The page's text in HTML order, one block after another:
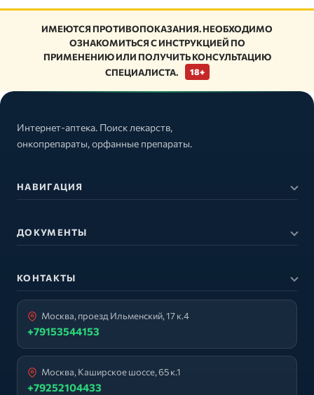
ИМЕЮТСЯ ПРОТИВОПОКАЗАНИЯ. НЕОБХОДИМО
ОЗНАКОМИТЬСЯ С ИНСТРУКЦИЕЙ ПО
ПРИМЕНЕНИЮ ИЛИ ПОЛУЧИТЬ КОНСУЛЬТАЦИЮ
СПЕЦИАЛИСТА.
18+
Интернет-аптека. Поиск лекарств,
онкопрепараты, орфанные препараты.
НАВИГАЦИЯ
ДОКУМЕНТЫ
КОНТАКТЫ
Москва, проезд Ильменский, 17 к.4
+79153544153
Москва, Каширское шоссе, 65 к.1
+79252104433